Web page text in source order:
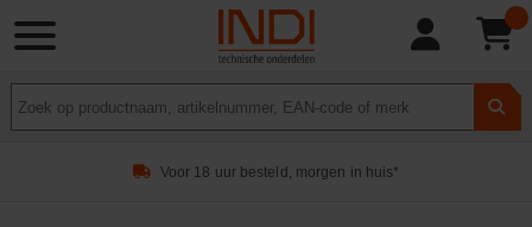
Voor 18 uur besteld, morgen in huis*